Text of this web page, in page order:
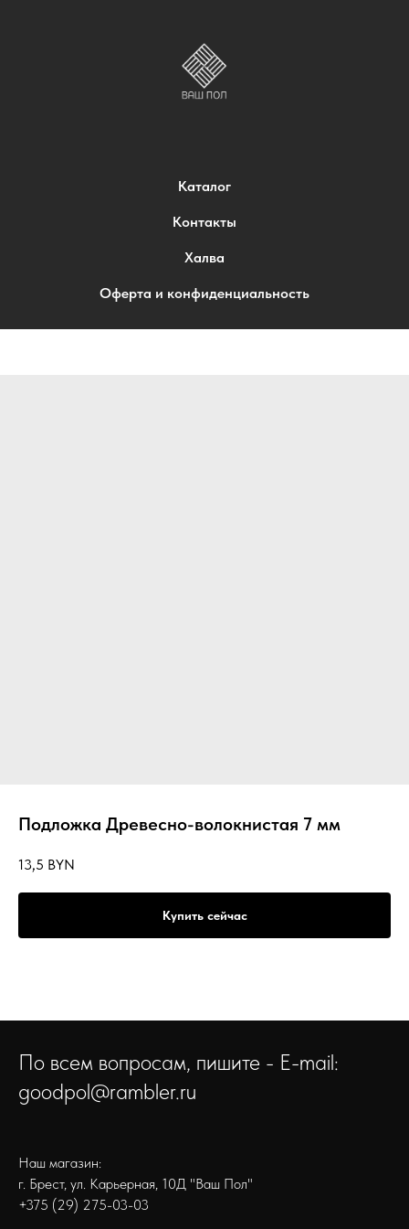
Каталог
Контакты
Халва
Оферта и конфиденциальность
Подложка Древесно-волокнистая 7 мм
13,5 BYN
Купить сейчас
По всем вопросам, пишите - E-mail:
goodpol@rambler.ru
Наш магазин:
г. Брест, ул. Карьерная, 10Д "Ваш Пол"
+375 (29) 275-03-03